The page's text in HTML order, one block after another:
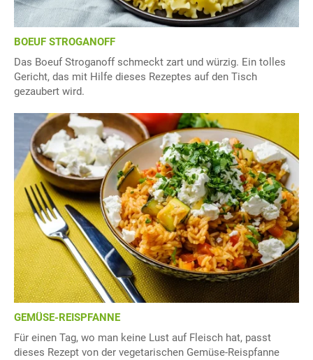
BOEUF STROGANOFF
Das Boeuf Stroganoff schmeckt zart und würzig. Ein tolles
Gericht, das mit Hilfe dieses Rezeptes auf den Tisch
gezaubert wird.
GEMÜSE-REISPFANNE
Für einen Tag, wo man keine Lust auf Fleisch hat, passt
dieses Rezept von der vegetarischen Gemüse-Reispfanne